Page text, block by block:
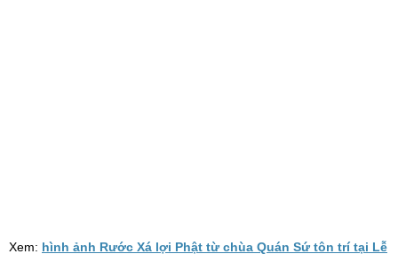
Xem: hình ảnh Rước Xá lợi Phật từ chùa Quán Sứ tôn trí tại Lễ